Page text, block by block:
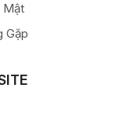
Mật
Gặp